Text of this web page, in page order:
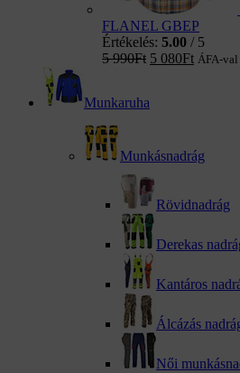
FLANEL GBEP
Értékelés: 5.00 / 5
5 990Ft 5 080Ft ÁFA-val
Munkaruha
Munkásnadrág
Rövidnadrág
Derekas
Kantáros
Álcázás
Női